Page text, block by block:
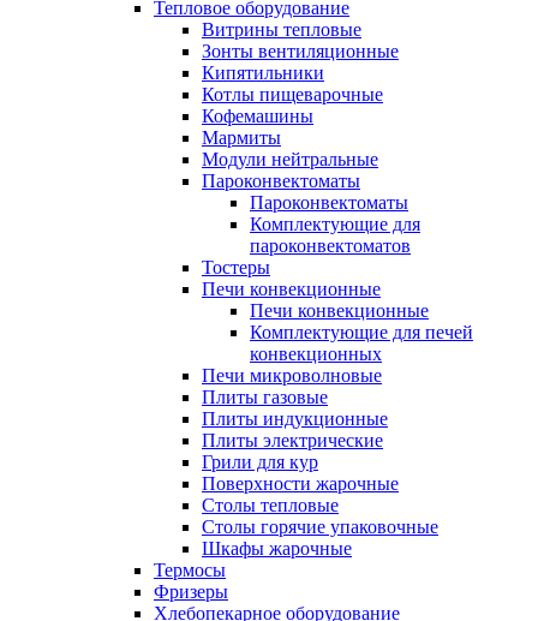
Тепловое оборудование
Витрины тепловые
Зонты вентиляционные
Кипятильники
Котлы пищеварочные
Кофемашины
Мармиты
Модули нейтральные
Пароконвектоматы
Пароконвектоматы
Комплектующие для
пароконвектоматов
Тостеры
Печи конвекционные
Печи конвекционные
Комплектующие для печей
конвекционных
Печи микроволновые
Плиты газовые
Плиты индукционные
Плиты электрические
Грили для кур
Поверхности жарочные
Столы тепловые
Столы горячие упаковочные
Шкафы жарочные
Термосы
Фризеры
Хлебопекарное оборудование